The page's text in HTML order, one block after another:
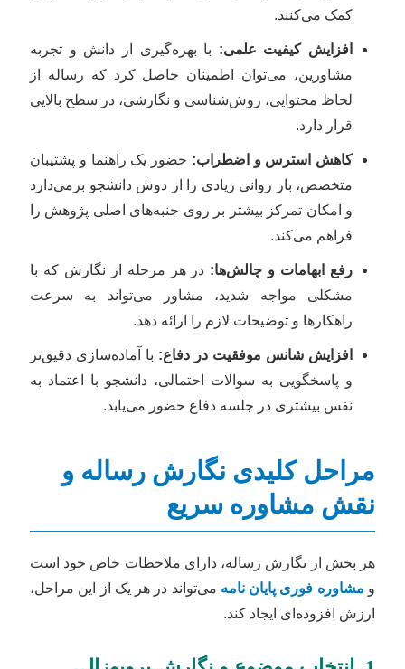
کمک می‌کنند.
افزایش کیفیت علمی:با بهره‌گیری از دانش و تجربه
مشاورین، می‌توان اطمینان حاصل کرد که رساله از
لحاظ محتوایی، روش‌شناسی و نگارشی، در سطح بالایی
قرار دارد.
کاهش استرس و اضطراب:حضور یک راهنما و پشتیبان
متخصص، بار روانی زیادی را از دوش دانشجو برمی‌دارد
و امکان تمرکز بیشتر بر روی جنبه‌های اصلی پژوهش را
فراهم می‌کند.
رفع ابهامات و چالش‌ها:در هر مرحله از نگارش که با
مشکلی مواجه شدید، مشاور می‌تواند به سرعت
راهکارها و توضیحات لازم را ارائه دهد.
افزایش شانس موفقیت در دفاع:با آماده‌سازی دقیق‌تر
و پاسخگویی به سوالات احتمالی، دانشجو با اعتماد به
نفس بیشتری در جلسه دفاع حضور می‌یابد.
مراحل کلیدی نگارش رساله و
نقش مشاوره سریع
هر بخش از نگارش رساله، دارای ملاحظات خاص خود است
مشاوره فوری پایان نامه می‌تواند در هر یک از این مراحل،
ارزش افزوده‌ای ایجاد کند.